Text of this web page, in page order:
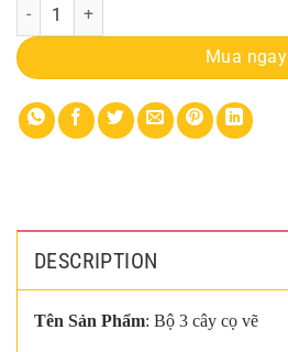
Bộ Cọ Vẽ Himi Miya 3 Cây Blue quantity
Mua ngay
DESCRIPTION
Tên Sản Phẩm: Bộ 3 cây cọ vẽ